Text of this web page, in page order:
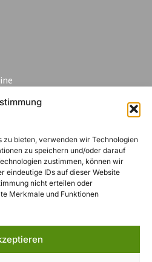
zu bieten, verwenden wir Technologien
zu speichern und/oder darauf
zustimmen, können wir
eindeutige IDs auf dieser Website
nicht erteilen oder
Merkmale und Funktionen